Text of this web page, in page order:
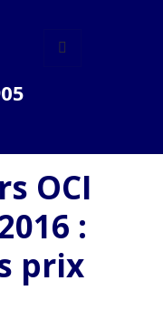
OCI
:
prix